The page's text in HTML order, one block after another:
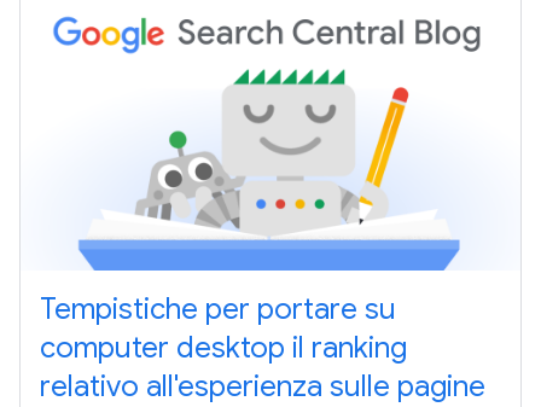
Tempistiche per portare su
computer desktop il ranking
relativo all'esperienza sulle pagine